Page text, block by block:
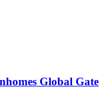
Global Gate